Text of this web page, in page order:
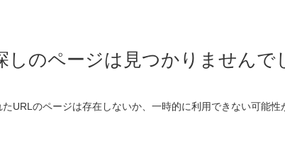
しのページは見つかりませんで
URLのページは存在しないか、一時的に利用できない可能性